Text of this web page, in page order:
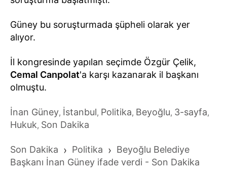
Güney bu soruşturmada şüpheli olarak yer
alıyor.
İl kongresinde yapılan seçimde Özgür Çelik,
Cemal Canpolat'a karşı kazanarak il başkanı
olmuştu.
İnan Güney, İstanbul, Politika, Beyoğlu, 3-sayfa,
Hukuk, Son Dakika
Son Dakika › Politika › Beyoğlu Belediye
Başkanı İnan Güney ifade verdi - Son Dakika